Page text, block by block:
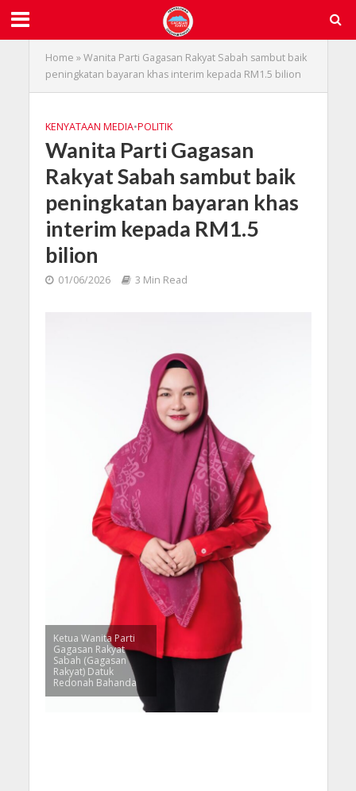
Home »Wanita Parti Gagasan Rakyat Sabah sambut baik
peningkatan bayaran khas interim kepada RM1.5 bilion
KENYATAAN MEDIA•POLITIK
Wanita Parti Gagasan
Rakyat Sabah sambut baik
peningkatan bayaran khas
interim kepada RM1.5
bilion
01/06/2026 3 Min Read
Ketua Wanita Parti
Gagasan Rakyat
Sabah (Gagasan
Rakyat) Datuk
Redonah Bahanda